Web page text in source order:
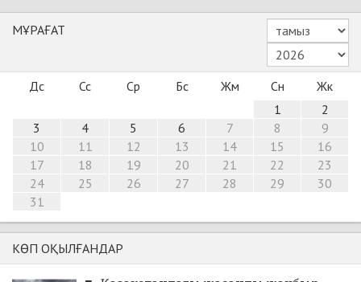
МҰРАҒАТ
Дс Сс Ср Бс Жм Сн
Жк
1
2
3
4 5 6 7 8
9
10
11 12 13 14 15
16
17
18 19 20 21 22
23
24
25 26 27 28 29
30
31
КӨП ОҚЫЛҒАНДАР